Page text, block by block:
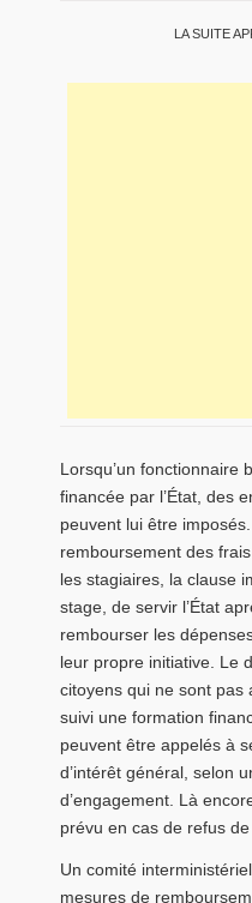
LA SUITE
Lorsqu’un fonctionnaire
financée par l’État, des
peuvent lui être
remboursement des
les stagiaires, la clause
stage, de servir l’État
rembourser les
leur propre initiative. Le
citoyens qui ne sont pas
suivi une formation
peuvent être appelés à
d’intérêt général, selon
d’engagement. Là
prévu en cas de refus de
Un comité
mesures de